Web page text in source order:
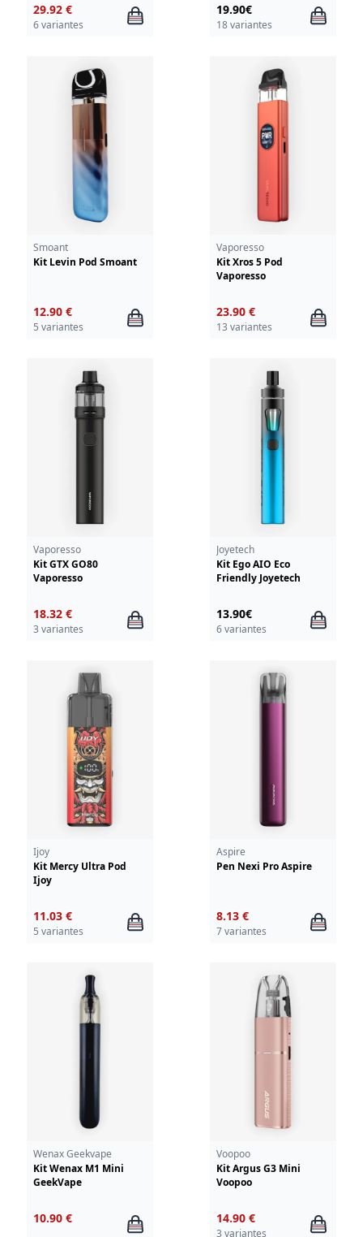
29.92 €
6 variantes
19.90€
18 variantes
Smoant
Kit Levin Pod Smoant
12.90 €
5 variantes
Vaporesso
Kit Xros 5 Pod
Vaporesso
23.90 €
13 variantes
Vaporesso
Kit GTX GO80
Vaporesso
18.32 €
3 variantes
Joyetech
Kit Ego AIO Eco
Friendly Joyetech
13.90€
6 variantes
Ijoy
Kit Mercy Ultra Pod
Ijoy
11.03 €
5 variantes
Aspire
Pen Nexi Pro Aspire
8.13 €
7 variantes
Wenax Geekvape
Kit Wenax M1 Mini
GeekVape
10.90 €
Voopoo
Kit Argus G3 Mini
Voopoo
14.90 €
3 variantes